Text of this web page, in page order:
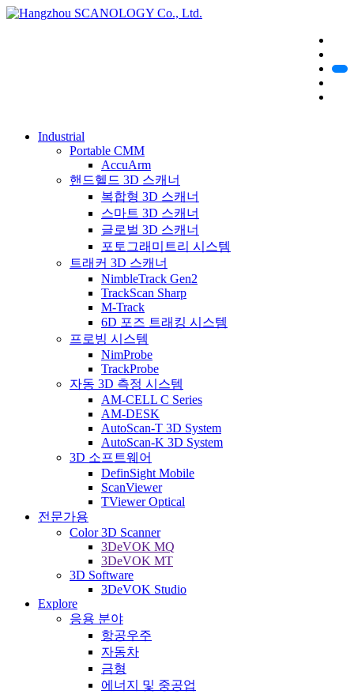
Industrial
Portable CMM
AccuArm
핸드헬드 3D 스캐너
복합형 3D 스캐너
스마트 3D 스캐너
글로벌 3D 스캐너
포토그래미트리 시스템
트래커 3D 스캐너
NimbleTrack Gen2
TrackScan Sharp
M-Track
6D 포즈 트래킹 시스템
프로빙 시스템
NimProbe
TrackProbe
자동 3D 측정 시스템
AM-CELL C Series
AM-DESK
AutoScan-T 3D System
AutoScan-K 3D System
3D 소프트웨어
DefinSight Mobile
ScanViewer
TViewer Optical
전문가용
Color 3D Scanner
3DeVOK MQ
3DeVOK MT
3D Software
3DeVOK Studio
Explore
응용 분야
항공우주
자동차
금형
에너지 및 중공업